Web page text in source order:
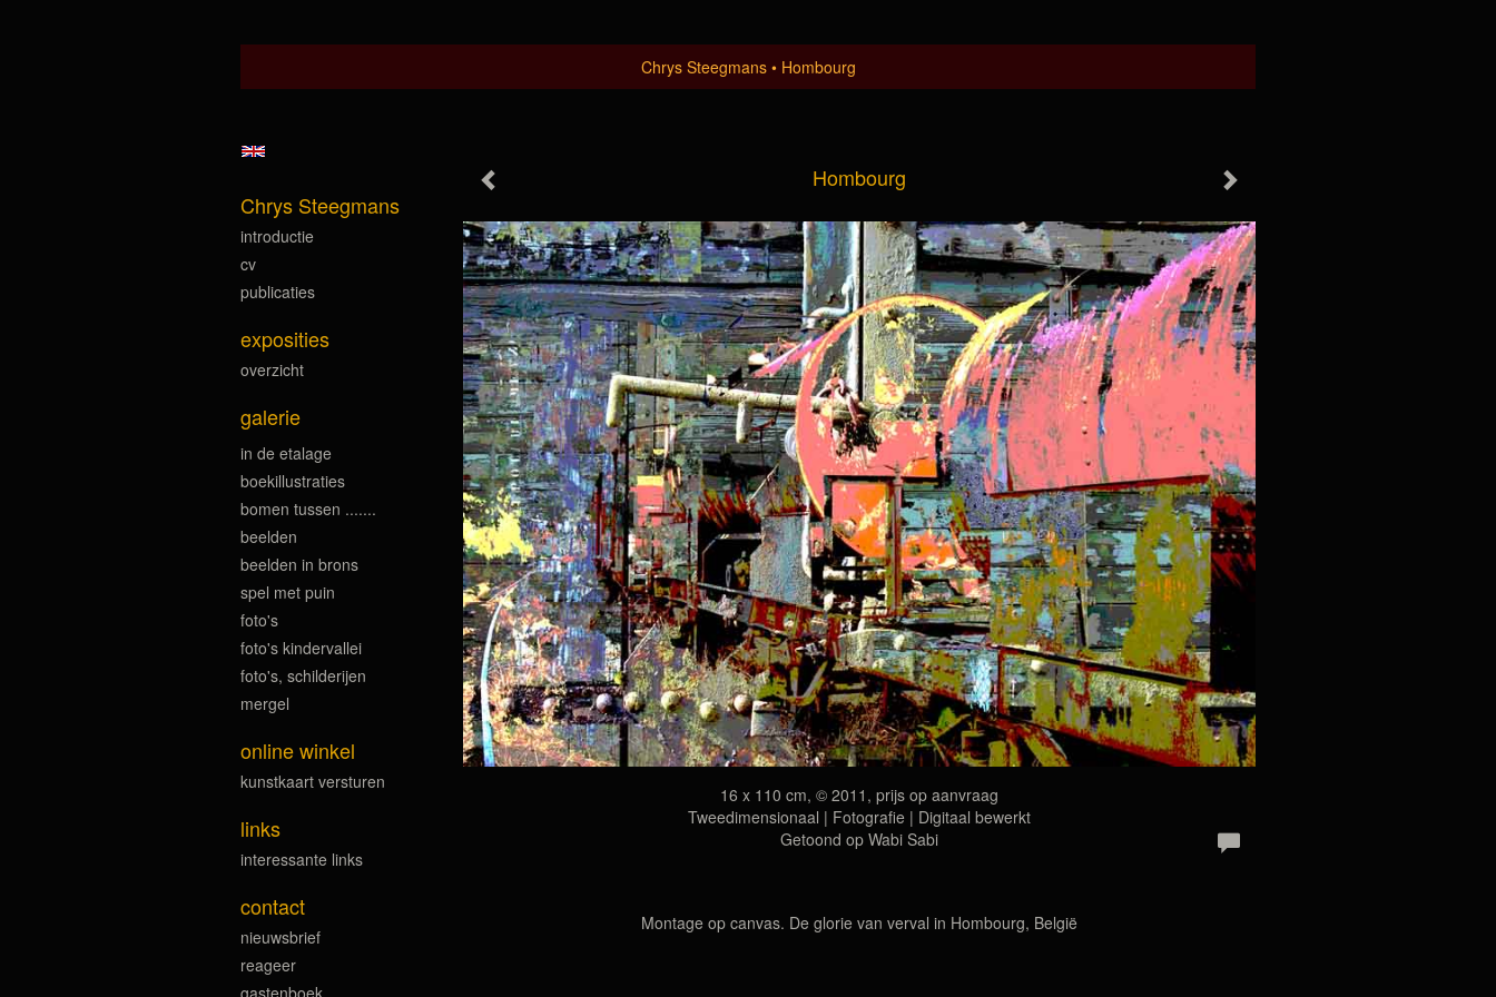
Chrys Steegmans Hombourg
Hombourg
16 x 110 cm, © 2011, prijs op aanvraag
Tweedimensionaal | Fotografie | Digitaal bewerkt
Getoond op Wabi Sabi
Montage op canvas. De glorie van verval in Hombourg, België
Chrys Steegmans
introductie
cv
publicaties
exposities
overzicht
galerie
in de etalage
boekillustraties
bomen tussen .......
beelden
beelden in brons
spel met puin
foto's
foto's kindervallei
foto's, schilderijen
mergel
online winkel
kunstkaart versturen
links
interessante links
contact
nieuwsbrief
reageer
gastenboek